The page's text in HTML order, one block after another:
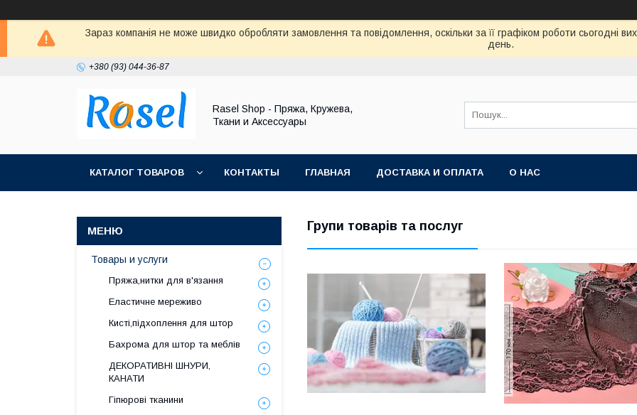
Зараз компанія не може швидко обробляти замовлення та повідомлення, оскільки за її графіком роботи сьогодні
день.
+380 (93) 044-36-87
Rasel Shop - Пряжа, Кружева,
Ткани и Аксессуары
КАТАЛОГ ТОВАРОВ КОНТАКТЫ ГЛАВНАЯ ДОСТАВКА И ОПЛАТА О НАС
Групи товарів та послуг
Товары и услуги
Пряжа,нитки для в'язання
Еластичне мереживо
Кисті,підхоплення для штор
Бахрома для штор та меблів
ДЕКОРАТИВНІ ШНУРИ,
КАНАТИ
Гіпюрові тканини